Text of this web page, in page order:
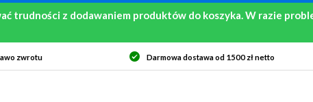
trudności z dodawaniem produktów do koszyka. W razie
dostawa od 1500 zł netto Bezpieczne zakupy